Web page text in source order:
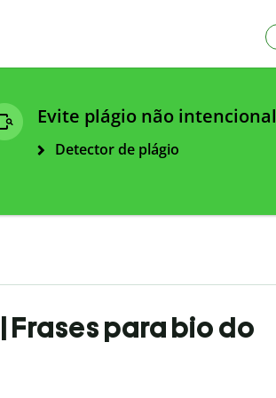
Evite plágio não intencional
Detector de plágio
Frases para bio do